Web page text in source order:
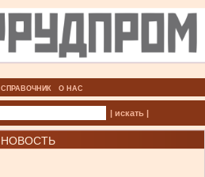
СПРАВОЧНИК О НАС
| искать |
НОВОСТЬ